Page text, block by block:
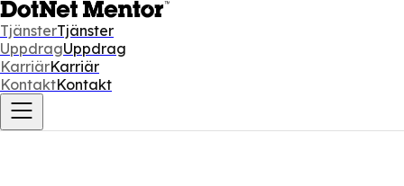
TjänsterTjänster
UppdragUppdrag
KarriärKarriär
KontaktKontakt